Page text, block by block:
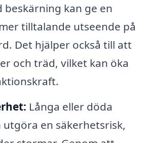
kan ge en
tilltalande utseende på
Det hjälper också till att
och träd, vilket kan öka
Långa eller döda
en säkerhetsrisk,